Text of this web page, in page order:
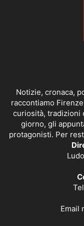
Notizie, cronaca,
raccontiamo
curiosità, tradizioni
giorno, gli
protagonisti. Per
Email